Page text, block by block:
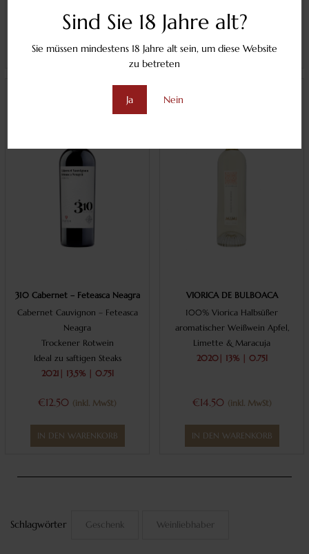
Sind Sie 18 Jahre alt?
Sie müssen mindestens 18 Jahre alt sein, um diese Website
zu betreten
Ja Nein
€10.50(inkl. MwSt)
IN DEN WARENKORB
€12.90 (inkl. MwSt)
IN DEN WARENKORB
310 Cabernet – Feteasca Neagra
Cabernet Cauvignon – Feteasca
Neagra
Trockener Rotwein
Ideal zu saftigen Steaks
2021| 13,5% | 0.75l
€12.50 (inkl. MwSt)
IN DEN WARENKORB
VIORICA DE BULBOACA
100% Viorica Halbsüßer
aromatischer Weißwein Apfel,
Limette & Maracuja
2020| 13% | 0.75l
€14.50 (inkl. MwSt)
IN DEN WARENKORB
Schlagwörter Geschenk Weinliebhaber